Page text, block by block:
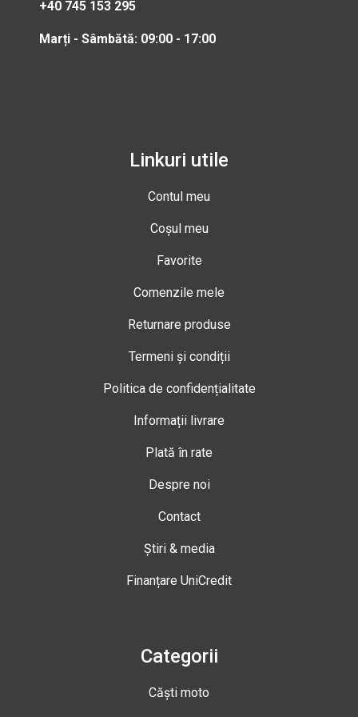
+40 745 153 295
Marți - Sâmbătă: 09:00 - 17:00
Linkuri utile
Contul meu
Coșul meu
Favorite
Comenzile mele
Returnare produse
Termeni și condiții
Politica de confidențialitate
Informații livrare
Plată în rate
Despre noi
Contact
Știri & media
Finanțare UniCredit
Categorii
Căști moto